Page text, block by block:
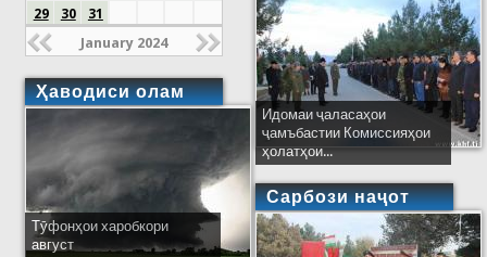
29
30 31
January 2024
Ҳаводиси олам
Тӯфонҳои харобкори
август
Идомаи ҷаласаҳои
ҷамъбастии Комиссияҳои
ҳолатҳои...
Сарбози наҷот